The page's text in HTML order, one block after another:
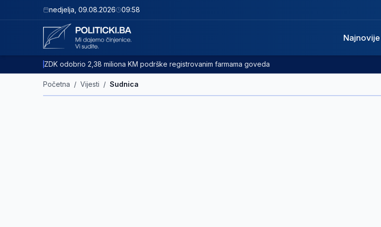
nedjelja 09.08.2026 09:58
Najnovije
ZDK odobrio 2,38 miliona KM podrške registrovanim farmama goveda
Početna / Vijesti / Sudnica